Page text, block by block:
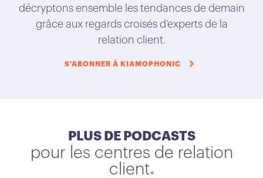
décryptons ensemble les tendances de demain
grâce aux regards croisés d’experts de la
relation client.
S'ABONNER À KIAMOPHONIC
PLUS DE PODCASTS
pour les centres de relation
client